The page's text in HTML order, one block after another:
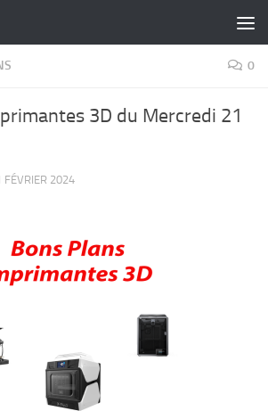
0
3D du Mercredi 21
FÉVRIER 2024